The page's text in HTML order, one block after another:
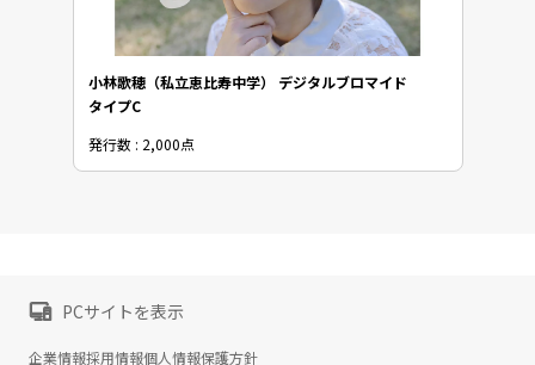
小林歌穂（私立恵比寿中学） デジタルブロマイド
タイプC
発行数 : 2,000点
PCサイトを表示
企業情報採用情報個人情報保護方針